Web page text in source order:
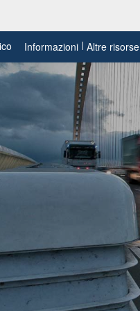
Informazioni Altre risorse